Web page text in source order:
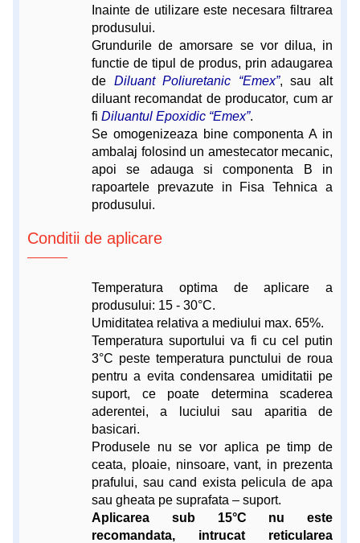
Inainte de utilizare este necesara filtrarea
produsului.
Grundurile de amorsare se vor dilua, in
functie de tipul de produs, prin adaugarea
de Diluant Poliuretanic “Emex”, sau alt
diluant recomandat de producator, cum ar
fi Diluantul Epoxidic “Emex”.
Se omogenizeaza bine componenta A in
ambalaj folosind un amestecator mecanic,
apoi se adauga si componenta B in
rapoartele prevazute in Fisa Tehnica a
produsului.
Conditii de aplicare
Temperatura optima de aplicare a
produsului: 15 - 30°C.
Umiditatea relativa a mediului max. 65%.
Temperatura suportului va fi cu cel putin
3°C peste temperatura punctului de roua
pentru a evita condensarea umiditatii pe
suport, ce poate determina scaderea
aderentei, a luciului sau aparitia de
basicari.
Produsele nu se vor aplica pe timp de
ceata, ploaie, ninsoare, vant, in prezenta
prafului, sau cand exista pelicula de apa
sau gheata pe suprafata – suport.
Aplicarea sub 15°C nu este
recomandata, intrucat reticularea